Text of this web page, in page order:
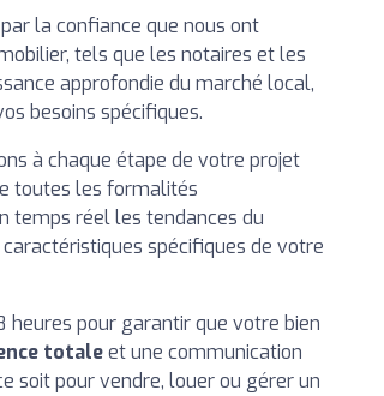
la confiance que nous ont
tels que les notaires et les
approfondie du marché local,
besoins spécifiques.
à chaque étape de votre projet
toutes les formalités
temps réel les tendances du
spécifiques de votre
pour garantir que votre bien
totaleet une communication
soit pour vendre, louer ou gérer un